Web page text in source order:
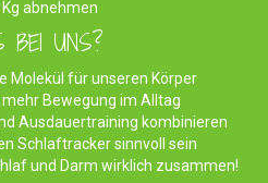
Kg abnehmen
BEI UNS?
Molekül für unseren Körper
Bewegung im Alltag
Ausdauertraining kombinieren
Schlaftracker sinnvoll sein
und Darm wirklich zusammen!